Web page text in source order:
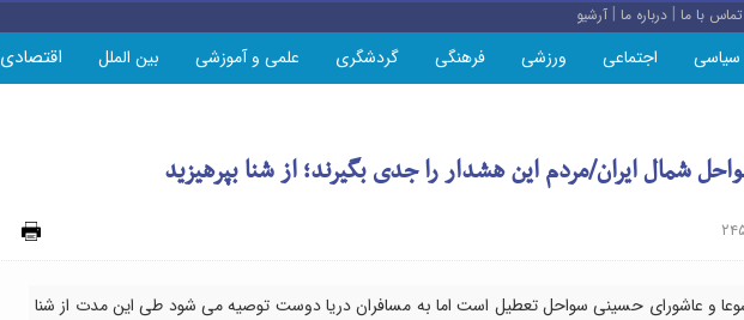
تماس با ما |درباره ما |آرشیو
سیاسی اجتماعی ورزشی فرهنگی گردشگری علمی و آموزشی بین الملل اقتصادی
شمال ایران/مردم این هشدار را جدی بگیرند؛ از شنا بپرهیزید
و عاشورای حسینی سواحل تعطیل است اما به مسافران دریا دوست توصیه می شود طی این مدت از شنا